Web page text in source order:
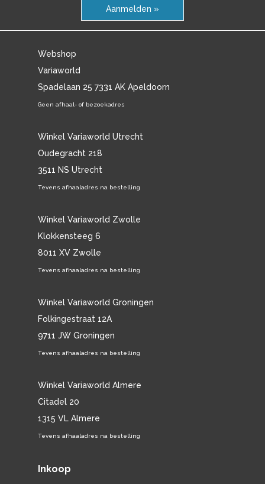
Aanmelden »
Webshop
Variaworld
Spadelaan 25 7331 AK Apeldoorn
Geen afhaal- of bezoekadres
Winkel Variaworld Utrecht
Oudegracht 218
3511 NS Utrecht
Tevens afhaaladres na bestelling
Winkel Variaworld Zwolle
Klokkensteeg 6
8011 XV Zwolle
Tevens afhaaladres na bestelling
Winkel Variaworld Groningen
Folkingestraat 12A
9711 JW Groningen
Tevens afhaaladres na bestelling
Winkel Variaworld Almere
Citadel 20
1315 VL Almere
Tevens afhaaladres na bestelling
Inkoop